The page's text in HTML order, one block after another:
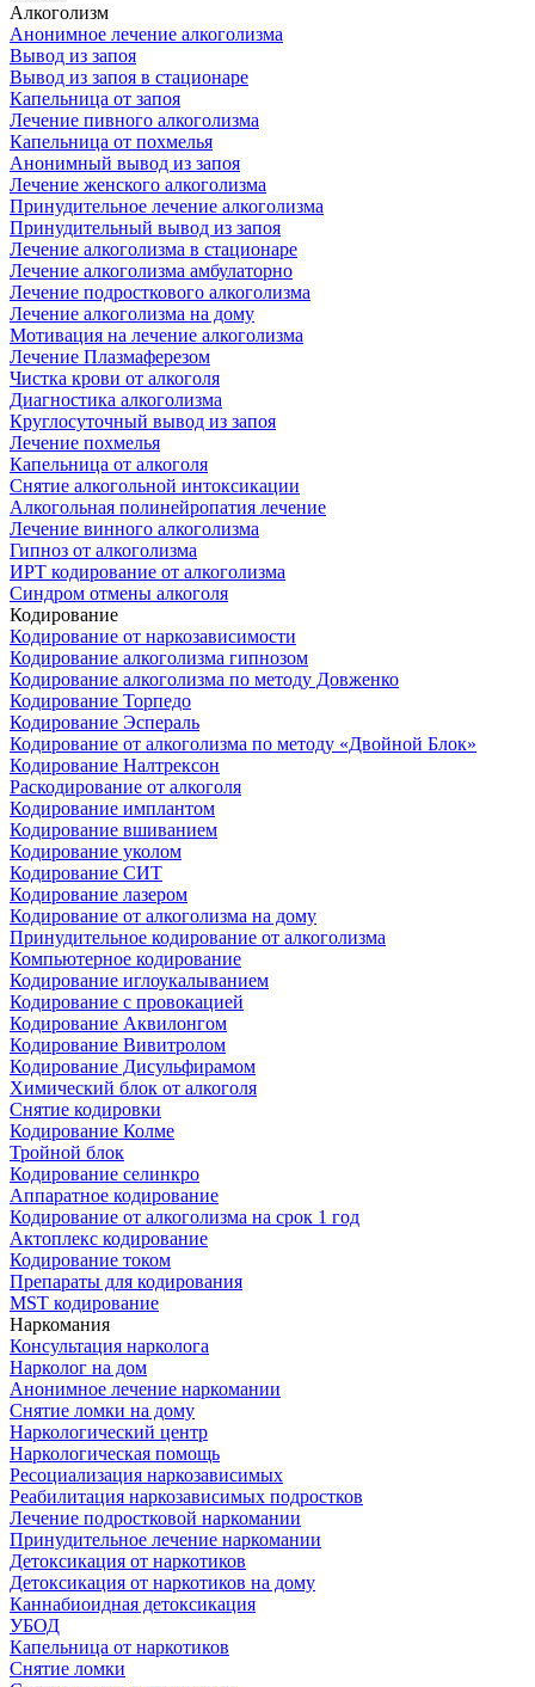
Алкоголизм
Анонимное лечение алкоголизма
Вывод из запоя
Вывод из запоя в стационаре
Капельница от запоя
Лечение пивного алкоголизма
Капельница от похмелья
Анонимный вывод из запоя
Лечение женского алкоголизма
Принудительное лечение алкоголизма
Принудительный вывод из запоя
Лечение алкоголизма в стационаре
Лечение алкоголизма амбулаторно
Лечение подросткового алкоголизма
Лечение алкоголизма на дому
Мотивация на лечение алкоголизма
Лечение Плазмаферезом
Чистка крови от алкоголя
Диагностика алкоголизма
Круглосуточный вывод из запоя
Лечение похмелья
Капельница от алкоголя
Снятие алкогольной интоксикации
Алкогольная полинейропатия лечение
Лечение винного алкоголизма
Гипноз от алкоголизма
ИРТ кодирование от алкоголизма
Синдром отмены алкоголя
Кодирование
Кодирование от наркозависимости
Кодирование алкоголизма гипнозом
Кодирование алкоголизма по методу Довженко
Кодирование Торпедо
Кодирование Эспераль
Кодирование от алкоголизма по методу «Двойной Блок»
Кодирование Налтрексон
Раскодирование от алкоголя
Кодирование имплантом
Кодирование вшиванием
Кодирование уколом
Кодирование СИТ
Кодирование лазером
Кодирование от алкоголизма на дому
Принудительное кодирование от алкоголизма
Компьютерное кодирование
Кодирование иглоукалыванием
Кодирование с провокацией
Кодирование Аквилонгом
Кодирование Вивитролом
Кодирование Дисульфирамом
Химический блок от алкоголя
Снятие кодировки
Кодирование Колме
Тройной блок
Кодирование селинкро
Аппаратное кодирование
Кодирование от алкоголизма на срок 1 год
Актоплекс кодирование
Кодирование током
Препараты для кодирования
MST кодирование
Наркомания
Консультация нарколога
Нарколог на дом
Анонимное лечение наркомании
Снятие ломки на дому
Наркологический центр
Наркологическая помощь
Ресоциализация наркозависимых
Реабилитация наркозависимых подростков
Лечение подростковой наркомании
Принудительное лечение наркомании
Детоксикация от наркотиков
Детоксикация от наркотиков на дому
Каннабиоидная детоксикация
УБОД
Капельница от наркотиков
Снятие ломки